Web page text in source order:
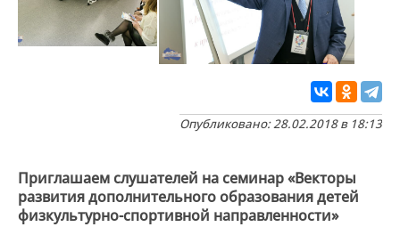
Опубликовано: 28.02.2018 в 18:13
Приглашаем слушателей на семинар «Векторы
развития дополнительного образования детей
физкультурно-спортивной направленности»